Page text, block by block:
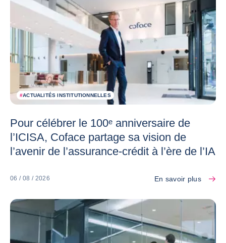
#ACTUALITÉS INSTITUTIONNELLES
Pour célébrer le 100ᵉ anniversaire de
l’ICISA, Coface partage sa vision de
l’avenir de l’assurance-crédit à l’ère de l’IA
06 / 08 / 2026 En savoir plus